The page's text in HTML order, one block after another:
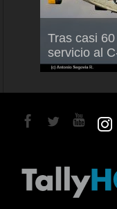
Tras casi
servicio al